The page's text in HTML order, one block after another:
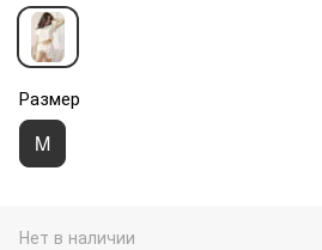
Размер
M
Нет в наличии